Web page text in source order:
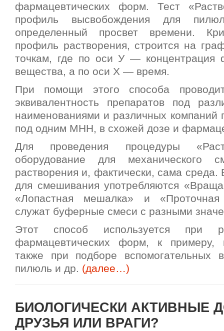
фармацевтических форм. Тест
профиль высвобождения для
определенный просвет времени.
профиль растворения, строится на
точкам, где по оси У — концентрация
вещества, а по оси Х — время.
При помощи этого способа
эквивалентность препаратов под
наименованиями и различных компаний
под одним МНН, в схожей дозе и
Для проведения процедуры
оборудование для механического
растворения и, фактически, сама среда.
для смешивания употребляются
«Лопастная мешалка» и
служат буферные смеси с разными
Этот способ используется при
фармацевтических форм, к примеру,
также при подборе вспомогательных
пилюль и др. (далее…)
БИОЛОГИЧЕСКИ АКТИВНЫЕ
ДРУЗЬЯ ИЛИ ВРАГИ?